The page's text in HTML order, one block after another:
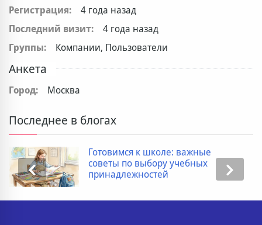
Регистрация:
4 года назад
Последний визит:
4 года назад
Группы:
Компании, Пользователи
Анкета
Город: Москва
Последнее в блогах
Готовимся к школе: важные
советы по выбору учебных
принадлежностей